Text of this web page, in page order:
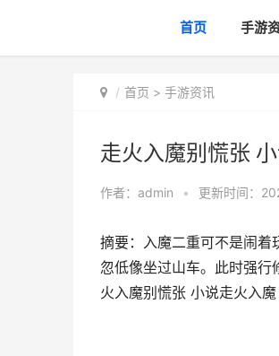
首页 手游
首页 > 手游资讯
走火入魔别慌张
作者： admin • 更新时间：
摘要：入魔二重可不是闹
忽低像坐过山车。此时强行
火入魔别慌张 小说走火入魔